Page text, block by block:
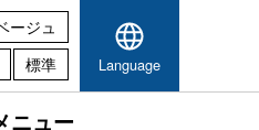
ージュ
標準 Language
ニュー